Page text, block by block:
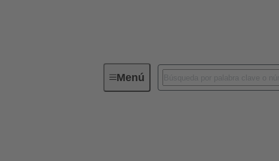
MenúmyHARTING